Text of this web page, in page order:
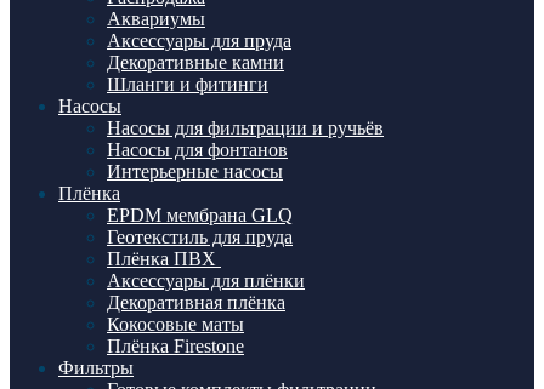
Аквариумы
Аксессуары для пруда
Декоративные камни
Шланги и фитинги
Насосы
Насосы для фильтрации и ручьёв
Насосы для фонтанов
Интерьерные насосы
Плёнка
EPDM мембрана GLQ
Геотекстиль для пруда
Плёнка ПВХ
Аксессуары для плёнки
Декоративная плёнка
Кокосовые маты
Плёнка Firestone
Фильтры